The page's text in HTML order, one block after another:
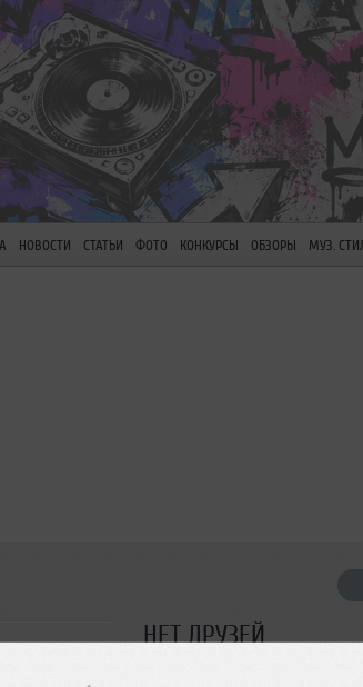
НОВОСТИ СТАТЬИ ФОТО КОНКУРСЫ ОБЗОРЫ МУЗ.
НЕТ ДРУЗЕЙ